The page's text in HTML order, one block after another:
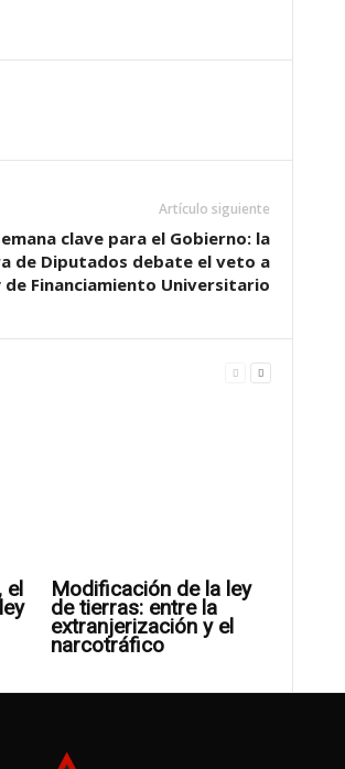
Artículo siguiente
clave para el Gobierno: la
de Diputados debate el veto a
de Financiamiento Universitario
el Modificación de la ley
de tierras: entre la
extranjerización y el
narcotráfico